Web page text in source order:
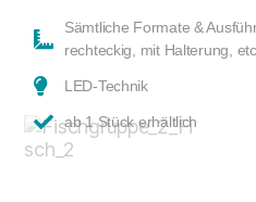
Sämtliche Formate &
rechteckig, mit Halterung,
LED-Technik
ab 1 Stück erhältlich